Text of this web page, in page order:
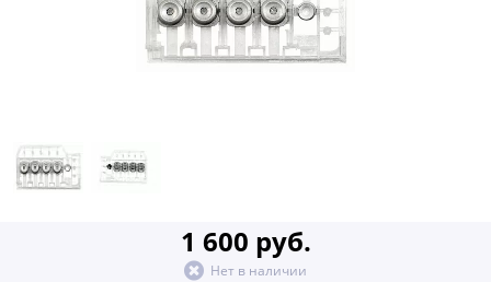
1 600 руб.
Нет в наличии